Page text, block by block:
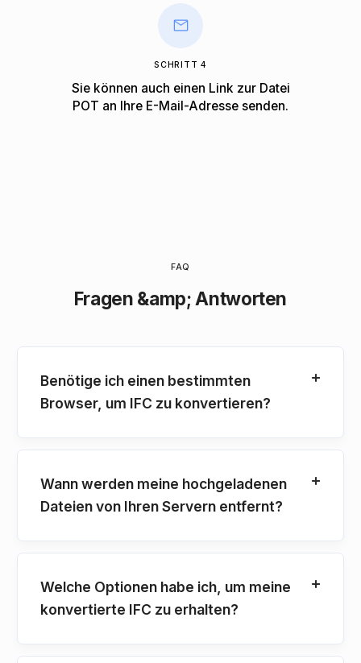
SCHRITT 4
Sie können auch einen Link zur Datei
POT an Ihre E-Mail-Adresse senden.
FAQ
Fragen &amp; Antworten
Benötige ich einen bestimmten
Browser, um IFC zu konvertieren?
Wann werden meine hochgeladenen
Dateien von Ihren Servern entfernt?
Welche Optionen habe ich, um meine
konvertierte IFC zu erhalten?